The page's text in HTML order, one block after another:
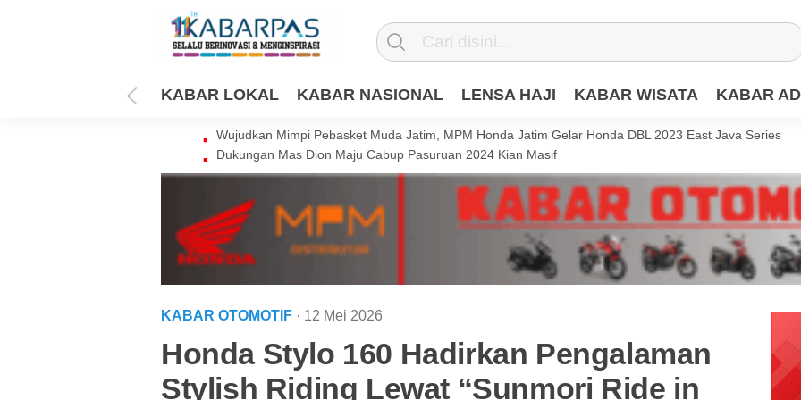
KABAR LOKAL KABAR NASIONAL LENSA HAJI KABAR WISATA KABAR
Wujudkan Mimpi Pebasket Muda Jatim, MPM Honda Jatim Gelar Honda DBL 2023 East Java Series
Dukungan Mas Dion Maju Cabup Pasuruan 2024 Kian Masif
KABAR OTOMOTIF · 12 Mei 2026
Honda Stylo 160 Hadirkan Pengalaman
Stylish Riding Lewat “Sunmori Ride in